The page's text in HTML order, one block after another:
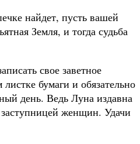
найдет, пусть вашей
Земля, и тогда судьба
свое заветное
бумаги и обязательно
день. Ведь Луна издавна
женщин. Удачи